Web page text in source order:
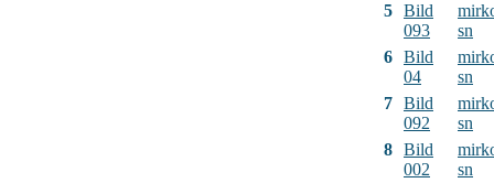
5 Bild
093
sn
6 Bild
04
sn
7 Bild
092
sn
8 Bild
002
sn